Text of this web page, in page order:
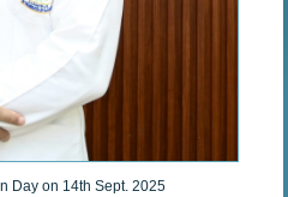
Day on 14th Sept. 2025